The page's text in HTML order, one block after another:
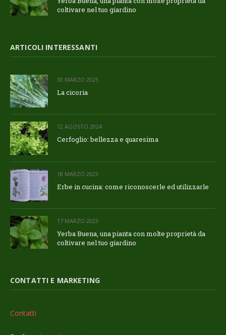
coltivare nel tuo giardino
ARTICOLI INTERESSANTI
30 MARZO 2025
La cicoria
12 AGOSTO 2024
Cerfoglio: bellezza e quaresima
18 MARZO 2023
Erbe in cucina: come riconoscerle ed utilizzarle
17 MARZO 2023
Yerba Buena, una pianta con molte proprietà da
coltivare nel tuo giardino
CONTATTI E MARKETING
Contatti